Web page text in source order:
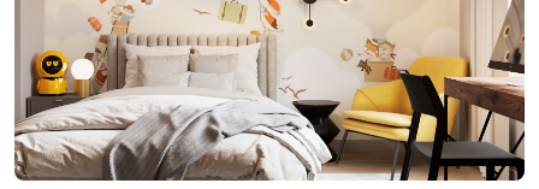
г. Ростов-на-
8 (863) 221-10-
Обсудить проект